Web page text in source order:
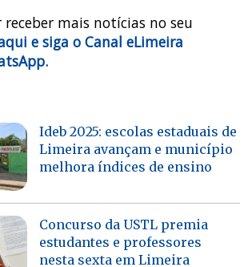
mais notícias no seu
e siga o Canal eLimeira
Ideb 2025: escolas estaduais de
Limeira avançam e município
melhora índices de ensino
Concurso da USTL premia
estudantes e professores
nesta sexta em Limeira